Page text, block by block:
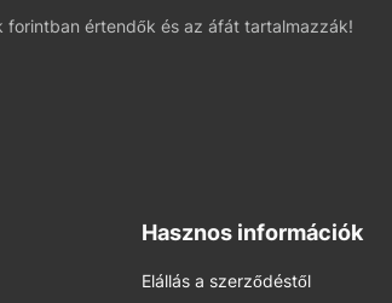
forintban értendők és az áfát tartalmazzák!
Hasznos információk
Elállás a szerződéstől